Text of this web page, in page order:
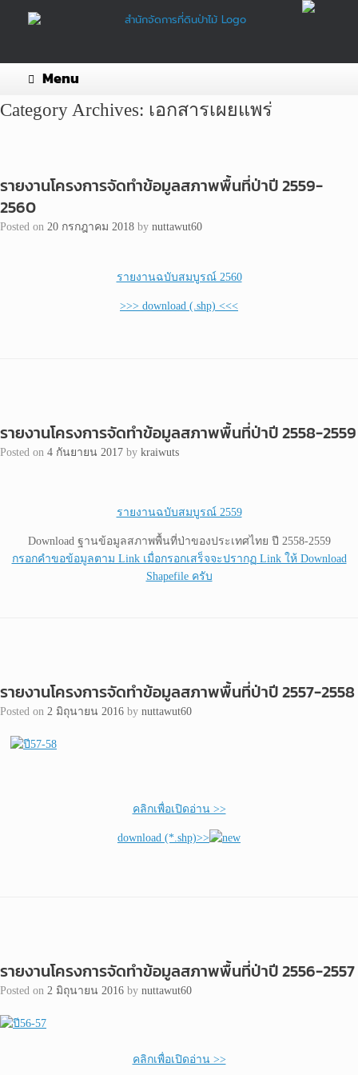
Menu
Category Archives: เอกสารเผยแพร่
รายงานโครงการจัดทำข้อมูลสภาพพื้นที่ป่าปี 2559-
2560
Posted on 20 กรกฎาคม 2018 by nuttawut60
รายงานฉบับสมบูรณ์ 2560
>>> download (.shp) <<<
รายงานโครงการจัดทำข้อมูลสภาพพื้นที่ป่าปี 2558-2559
Posted on 4 กันยายน 2017 by kraiwuts
รายงานฉบับสมบูรณ์ 2559
Download ฐานข้อมูลสภาพพื้นที่ป่าของประเทศไทย ปี 2558-2559
กรอกคำขอข้อมูลตาม Link เมื่อกรอกเสร็จจะปรากฏ Link ให้ Download
Shapefile ครับ
รายงานโครงการจัดทำข้อมูลสภาพพื้นที่ป่าปี 2557-2558
Posted on 2 มิถุนายน 2016 by nuttawut60
คลิกเพื่อเปิดอ่าน >>
download (*.shp)>>
รายงานโครงการจัดทำข้อมูลสภาพพื้นที่ป่าปี 2556-2557
Posted on 2 มิถุนายน 2016 by nuttawut60
คลิกเพื่อเปิดอ่าน >>